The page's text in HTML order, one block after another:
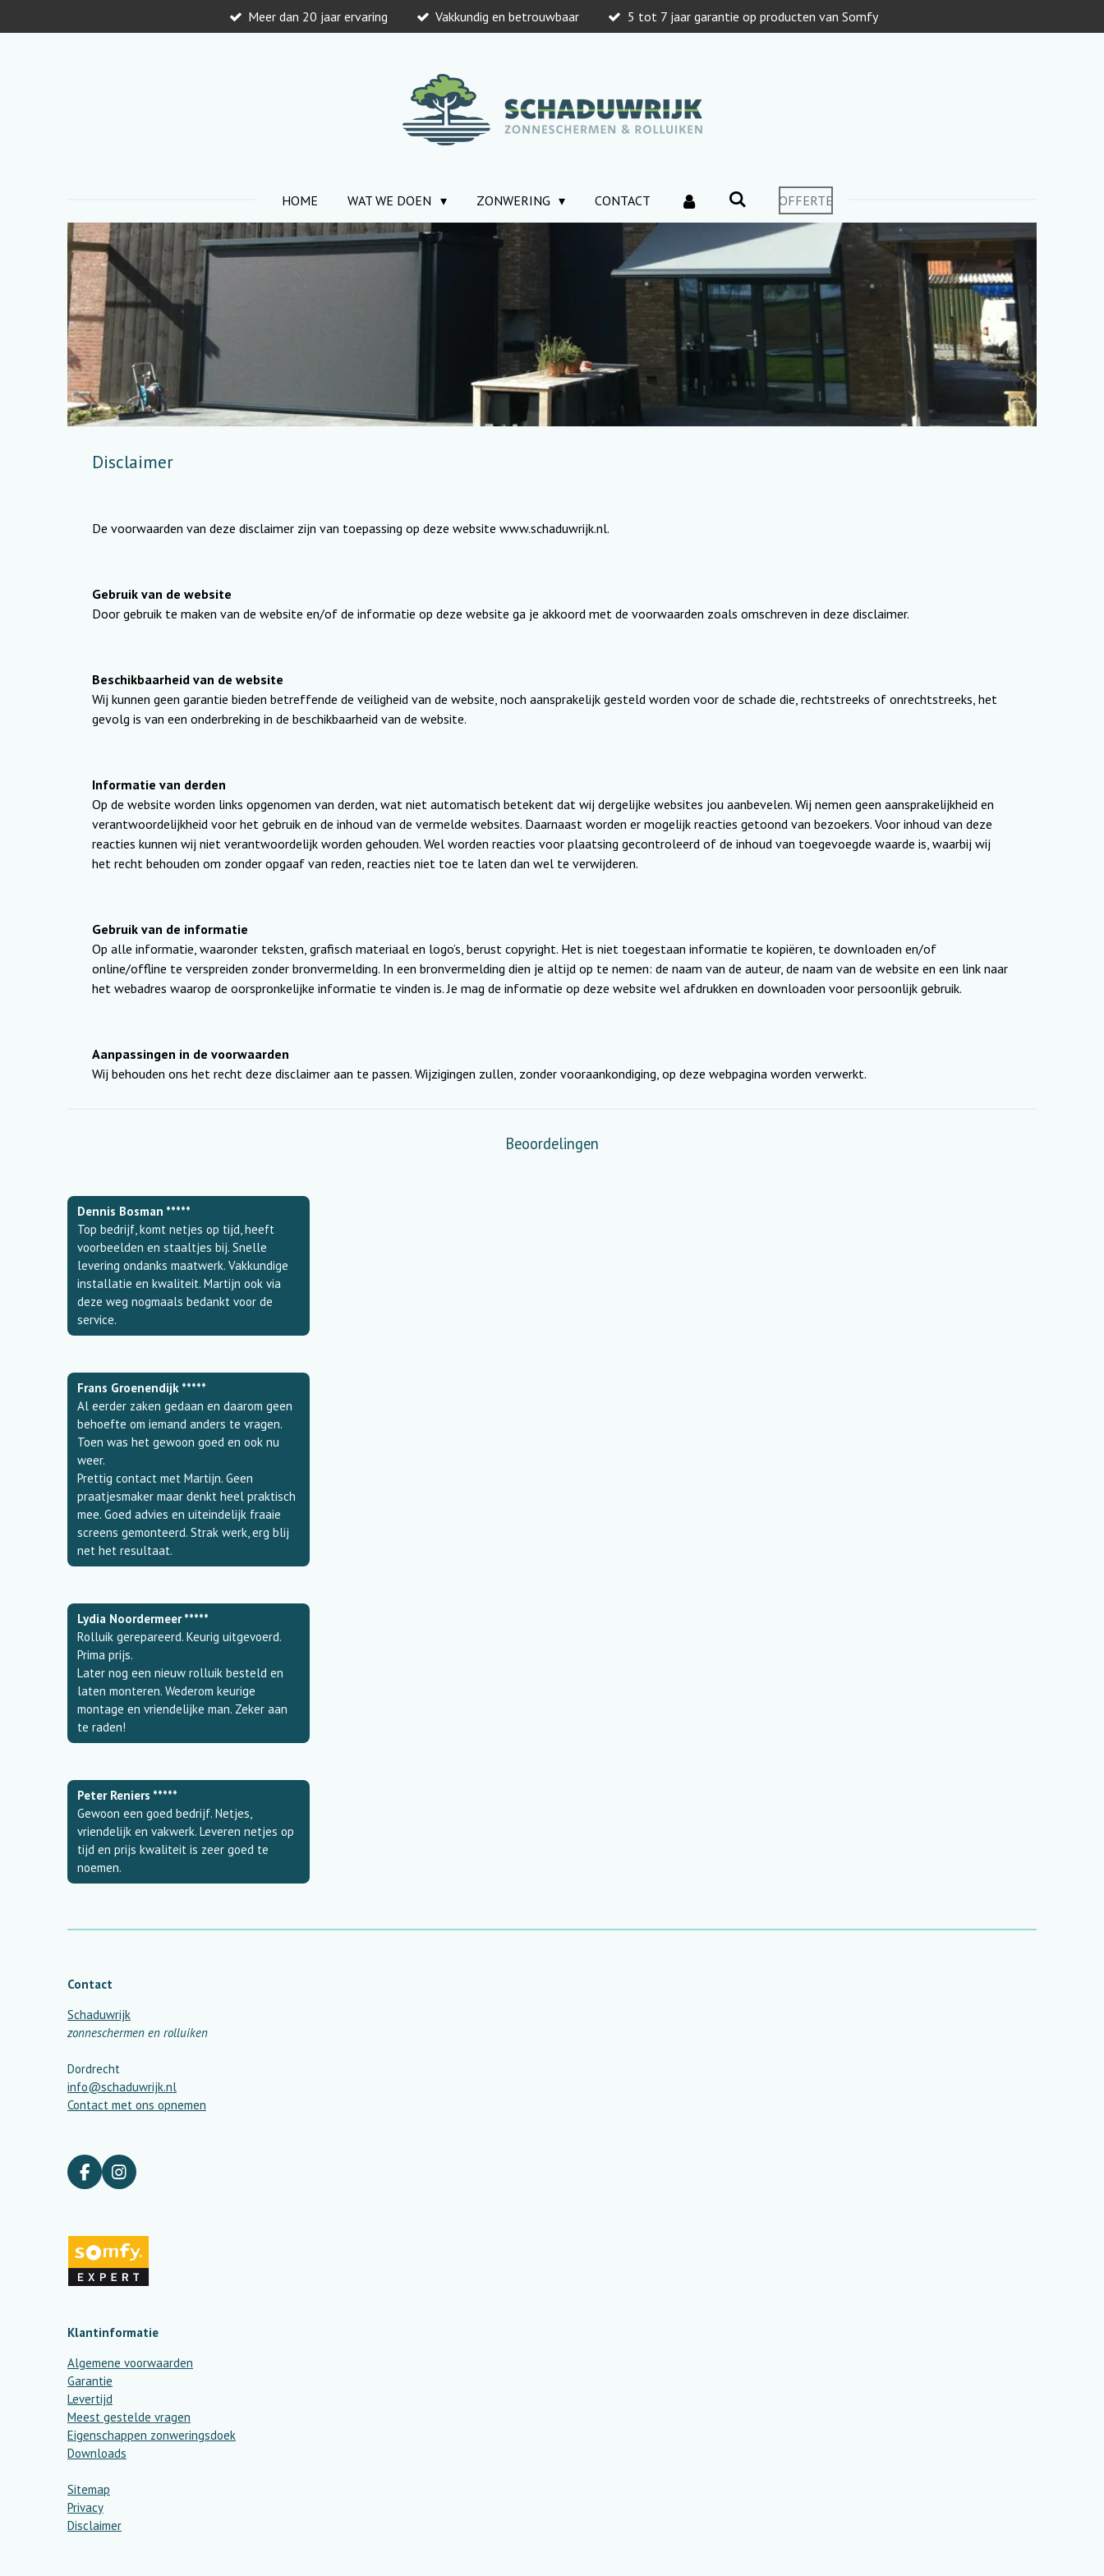
direct
Meer dan 20 jaar ervaring Vakkundig en betrouwbaar 5 tot 7 jaar garantie op producten van Somfy
HOME WAT WE DOEN ZONWERING CONTACT OFFERTE
Disclaimer
De voorwaarden van deze disclaimer zijn van toepassing op deze website www.schaduwrijk.nl.
Gebruik van de website
Door gebruik te maken van de website en/of de informatie op deze website ga je akkoord met de voorwaarden zoals omschreven in deze disclaimer.
Beschikbaarheid van de website
Wij kunnen geen garantie bieden betreffende de veiligheid van de website, noch aansprakelijk gesteld worden voor de schade die, rechtstreeks of onrechtstreeks, het
gevolg is van een onderbreking in de beschikbaarheid van de website.
Informatie van derden
Op de website worden links opgenomen van derden, wat niet automatisch betekent dat wij dergelijke websites jou aanbevelen. Wij nemen geen aansprakelijkheid en
verantwoordelijkheid voor het gebruik en de inhoud van de vermelde websites. Daarnaast worden er mogelijk reacties getoond van bezoekers. Voor inhoud van deze
reacties kunnen wij niet verantwoordelijk worden gehouden. Wel worden reacties voor plaatsing gecontroleerd of de inhoud van toegevoegde waarde is, waarbij wij
het recht behouden om zonder opgaaf van reden, reacties niet toe te laten dan wel te verwijderen.
Gebruik van de informatie
Op alle informatie, waaronder teksten, grafisch materiaal en logo’s, berust copyright. Het is niet toegestaan informatie te kopiëren, te downloaden en/of
online/offline te verspreiden zonder bronvermelding. In een bronvermelding dien je altijd op te nemen: de naam van de auteur, de naam van de website en een link naar
het webadres waarop de oorspronkelijke informatie te vinden is. Je mag de informatie op deze website wel afdrukken en downloaden voor persoonlijk gebruik.
Aanpassingen in de voorwaarden
Wij behouden ons het recht deze disclaimer aan te passen. Wijzigingen zullen, zonder vooraankondiging, op deze webpagina worden verwerkt.
Beoordelingen
Dennis Bosman *****
Top bedrijf, komt netjes op tijd, heeft
voorbeelden en staaltjes bij. Snelle
levering ondanks maatwerk. Vakkundige
installatie en kwaliteit. Martijn ook via
deze weg nogmaals bedankt voor de
service.
Frans Groenendijk *****
Al eerder zaken gedaan en daarom geen
behoefte om iemand anders te vragen.
Toen was het gewoon goed en ook nu
weer.
Prettig contact met Martijn. Geen
praatjesmaker maar denkt heel praktisch
mee. Goed advies en uiteindelijk fraaie
screens gemonteerd. Strak werk, erg blij
net het resultaat.
Lydia Noordermeer *****
Rolluik gerepareerd. Keurig uitgevoerd.
Prima prijs.
Later nog een nieuw rolluik besteld en
laten monteren. Wederom keurige
montage en vriendelijke man. Zeker aan
te raden!
Peter Reniers *****
Gewoon een goed bedrijf. Netjes,
vriendelijk en vakwerk. Leveren netjes op
tijd en prijs kwaliteit is zeer goed te
noemen.
Contact
Schaduwrijk
zonneschermen en rolluiken
Dordrecht
info@schaduwrijk.nl
Contact met ons opnemen
F
a
b
o
o
k
I
n
a
g
r
a
Klantinformatie
Algemene voorwaarden
Garantie
Levertijd
Meest gestelde vragen
Eigenschappen zonweringsdoek
Downloads
Sitemap
Privacy
Disclaimer